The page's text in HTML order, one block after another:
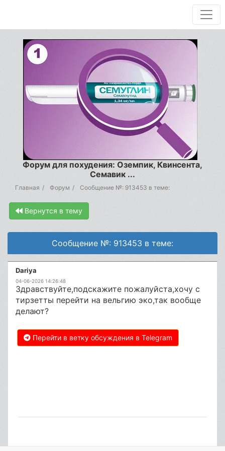
Форум для похудения: Оземпик, Квинсента,
Семавик ...
Главная Форум Сообщение №: 913453 в теме:
Вернутся в тему
Сообщение №: 913453 в теме:
Dariya
04-06-2026 14:26:48
Здравствуйте,подскажите пожалуйста,хочу с
тирзетты перейти на вельгию эко,так вообще
делают?
Перейти в ветку обсуждения в Telegram